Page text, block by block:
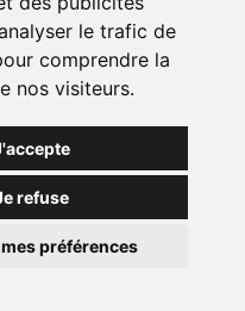
le trafic de
comprendre la
nos visiteurs.
refuse
préférences
700-592
MENTIONS LÉGALES